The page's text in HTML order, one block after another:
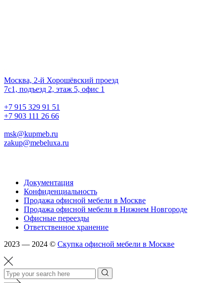
Москва, 2-й Хорошёвский проезд
7с1, подъезд 2, этаж 5, офис 1
+7 915 329 91 51
+7 903 111 26 66
msk@kupmeb.ru
zakup@mebeluxa.ru
Документация
Конфиденциальность
Продажа офисной мебели в Москве
Продажа офисной мебели в Нижнем Новгороде
Офисные переезды
Ответственное хранение
2023 — 2024 © Скупка офисной мебели в Москве